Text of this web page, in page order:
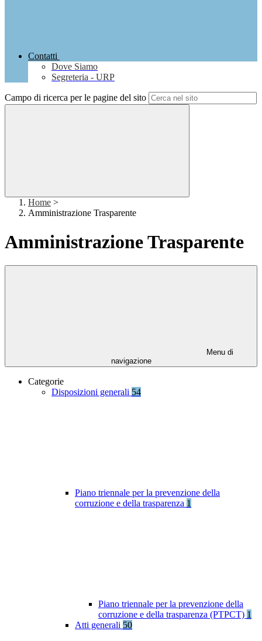
Contatti
Dove Siamo
Segreteria - URP
Campo di ricerca per le pagine del sito
Home >
Amministrazione Trasparente
Amministrazione Trasparente
Menu di
navigazione
Categorie
Disposizioni generali 54
Piano triennale per la prevenzione della
corruzione e della trasparenza 1
Piano triennale per la prevenzione della
corruzione e della trasparenza (PTPCT) 1
Atti generali 50